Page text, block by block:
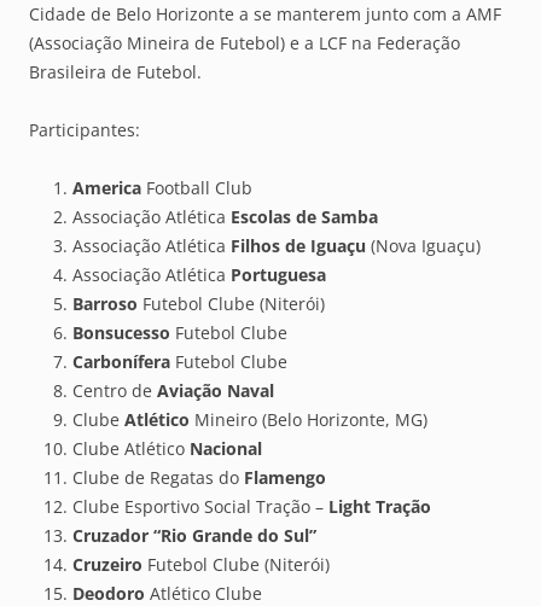
Cidade de Belo Horizonte a se manterem junto com a AMF
(Associação Mineira de Futebol) e a LCF na Federação
Brasileira de Futebol.
Participantes:
America Football Club
Associação Atlética Escolas de Samba
Associação Atlética Filhos de Iguaçu (Nova Iguaçu)
Associação Atlética Portuguesa
Barroso Futebol Clube (Niterói)
Bonsucesso Futebol Clube
Carbonífera Futebol Clube
Centro de Aviação Naval
Clube Atlético Mineiro (Belo Horizonte, MG)
Clube Atlético Nacional
Clube de Regatas do Flamengo
Clube Esportivo Social Tração – Light Tração
Cruzador “Rio Grande do Sul”
Cruzeiro Futebol Clube (Niterói)
Deodoro Atlético Clube